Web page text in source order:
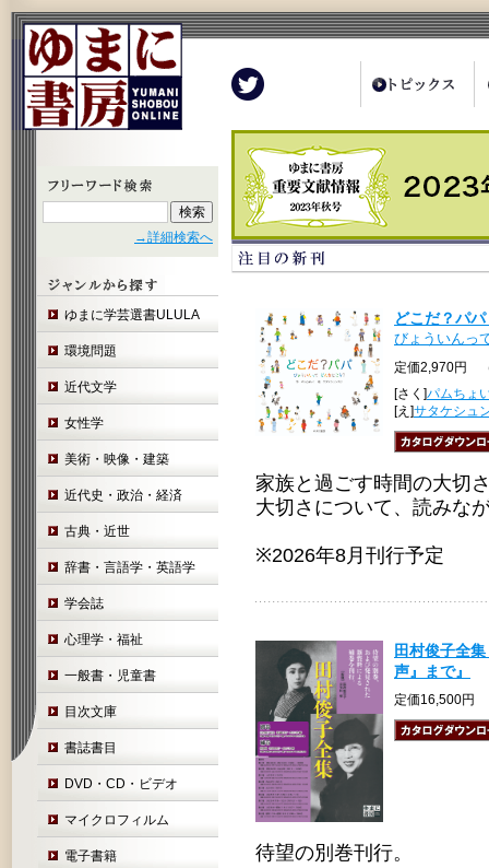
→詳細検索へ
ゆまに学芸選書ULULA
環境問題
近代文学
女性学
美術・映像・建築
近代史・政治・経済
古典・近世
辞書・言語学・英語学
学会誌
心理学・福祉
一般書・児童書
目次文庫
書誌書目
DVD・CD・ビデオ
マイクロフィルム
電子書籍
どこだ？パ
びょういんっ
定価2,970円
[さく]パムちょ
[え]サタケシュ
家族と過ごす時間の大切
大切さについて、読みな
※2026年8月刊行予定
田村俊子全
声』まで』
定価16,500円
待望の別巻刊行。